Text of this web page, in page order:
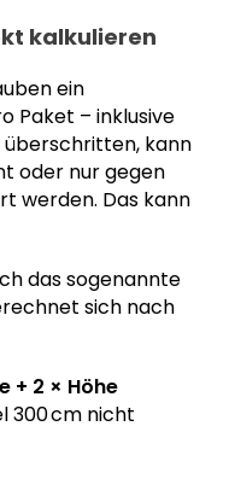
kalkulieren
ein
Paket – inklusive
überschritten, kann
oder nur gegen
werden. Das kann
das sogenannte
sich nach
+ 2 × Höhe
300 cm nicht